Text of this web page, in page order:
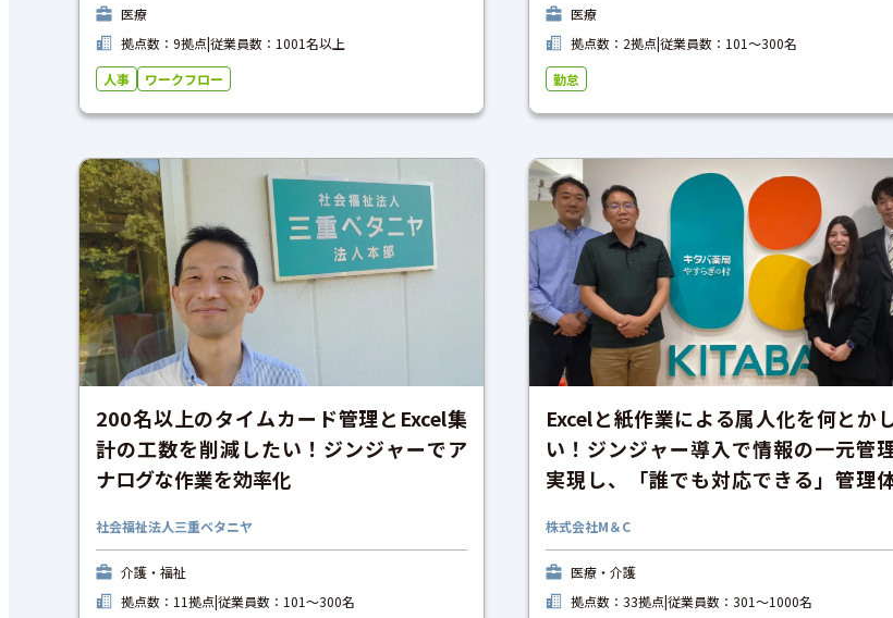
医療
拠点数：9拠点|従業員数：1001名以上
人事
ワークフロー
医療
拠点数：2拠点|従業員数：101〜300名
勤怠
200名以上のタイムカード管理とExcel集
計の工数を削減したい！ジンジャーでア
ナログな作業を効率化
社会福祉法人三重ベタニヤ
介護・福祉
拠点数：11拠点|従業員数：101〜300名
Excelと紙作業による属人化を何とか
い！ジンジャー導入で情報の一元管
実現し、「誰でも対応できる」管理
株式会社M＆C
医療・介護
拠点数：33拠点|従業員数：301〜1000名